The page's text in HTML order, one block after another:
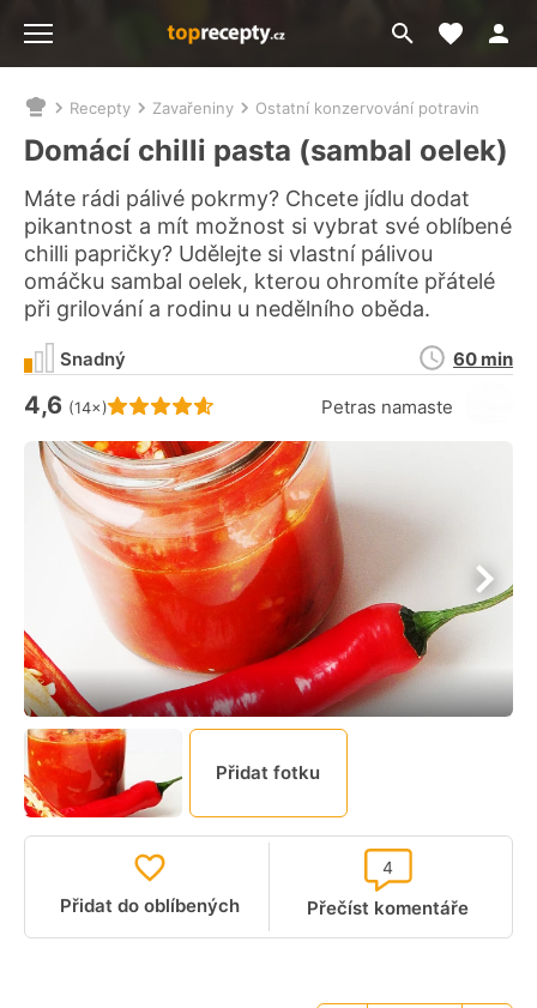
Přejít
na
Moje
Nacházíte
se
zde:
Recepty Zavařeniny Ostatní konzervování potravin
Domácí chilli pasta (sambal oelek)
Máte rádi pálivé pokrmy? Chcete jídlu dodat
pikantnost a mít možnost si vybrat své oblíbené
chilli papričky? Udělejte si vlastní pálivou
omáčku sambal oelek, kterou ohromíte přátelé
při grilování a rodinu u nedělního oběda.
Hodnocení receptu je
4,6 (14×) Petras namaste
Snadný
Doba
60 min
Přidat fotku
Přidat do oblíbených Přečíst komentáře
4